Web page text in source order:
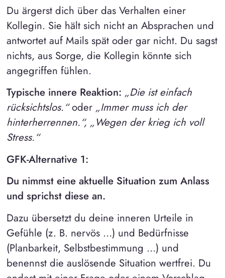
Du ärgerst dich über das Verhalten einer
Kollegin. Sie hält sich nicht an Absprachen und
antwortet auf Mails spät oder gar nicht. Du sagst
nichts, aus Sorge, die Kollegin könnte sich
angegriffen fühlen.
Typische innere Reaktion: „Die ist einfach
rücksichtslos.“oder „Immer muss ich der
hinterherrennen.“, „Wegen der krieg ich voll
Stress.“
GFK-Alternative 1:
Du nimmst eine aktuelle Situation zum Anlass
und sprichst diese an.
Dazu übersetzt du deine inneren Urteile in
Gefühle (z. B. nervös …) und Bedürfnisse
(Planbarkeit, Selbstbestimmung ...) und
benennst die auslösende Situation wertfrei. Du